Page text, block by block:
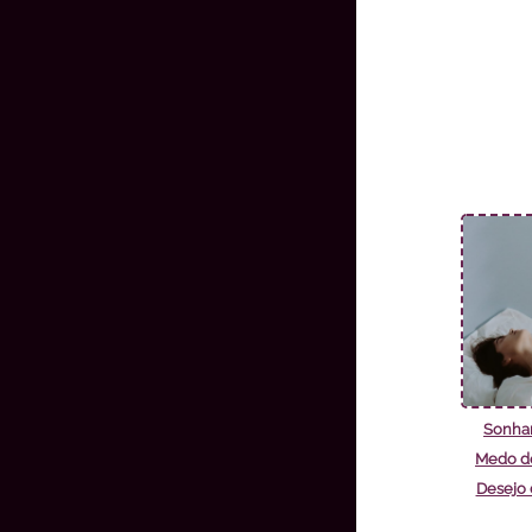
Medo
Desejo